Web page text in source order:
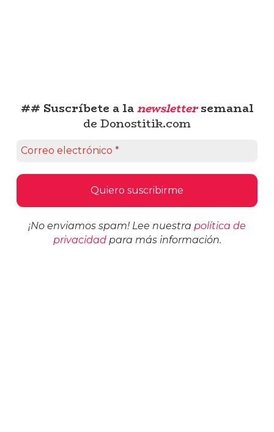
## Suscríbete a lanewslettersemanal
de Donostitik.com
¡No enviamos spam! Lee nuestra política de
privacidadpara más información.